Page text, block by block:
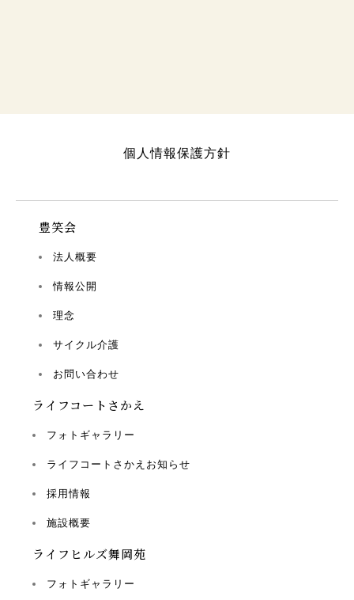
個人情報保護方針
豊笑会
法人概要
情報公開
理念
サイクル介護
お問い合わせ
ライフコートさかえ
フォトギャラリー
ライフコートさかえお知らせ
採用情報
施設概要
ライフヒルズ舞岡苑
フォトギャラリー